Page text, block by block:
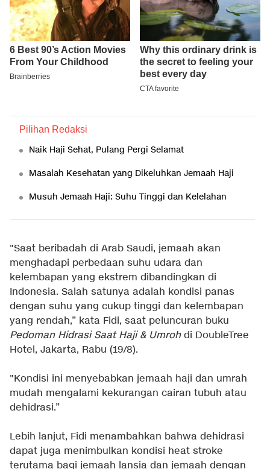
Pilihan Redaksi
Naik Haji Sehat, Pulang Pergi Selamat
Masalah Kesehatan yang Dikeluhkan Jemaah Haji
Musuh Jemaah Haji: Suhu Tinggi dan Kelelahan
"Saat beribadah di Arab Saudi, jemaah akan
menghadapi perbedaan suhu udara dan
kelembapan yang ekstrem dibandingkan di
Indonesia. Salah satunya adalah kondisi panas
dengan suhu yang cukup tinggi dan kelembapan
yang rendah,” kata Fidi, saat peluncuran buku
Pedoman Hidrasi Saat Haji & Umrohdi DoubleTree
Hotel, Jakarta, Rabu (19/8).
"Kondisi ini menyebabkan jemaah haji dan umrah
mudah mengalami kekurangan cairan tubuh atau
dehidrasi.”
Lebih lanjut, Fidi menambahkan bahwa dehidrasi
dapat juga menimbulkan kondisi heat stroke
terutama bagi jemaah lansia dan jemaah dengan